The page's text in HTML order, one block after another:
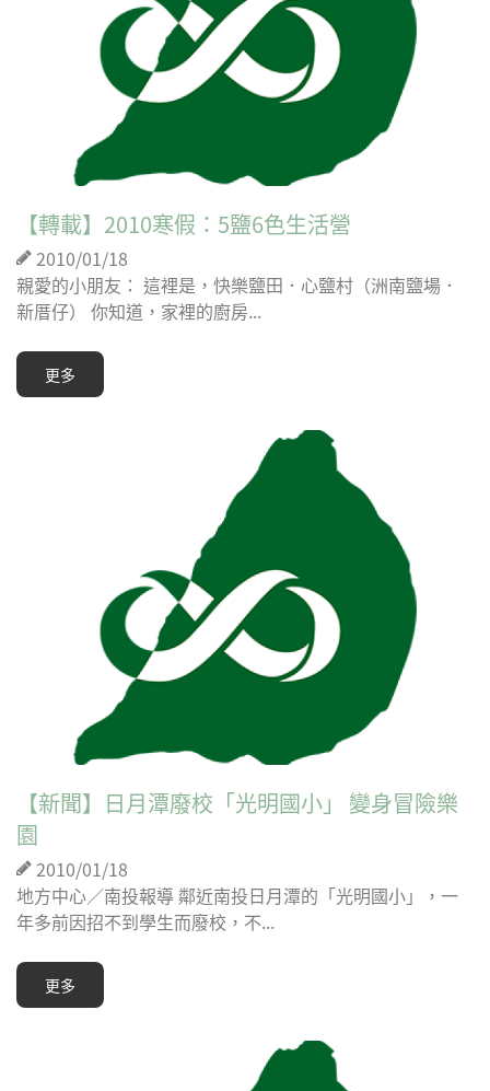
【轉載】2010寒假：5鹽6色生活營
2010/01/18
親愛的小朋友： 這裡是，快樂鹽田．心鹽村（洲南鹽場．
新厝仔） 你知道，家裡的廚房...
更多
【新聞】日月潭廢校「光明國小」 變身冒險樂
園
2010/01/18
地方中心／南投報導 鄰近南投日月潭的「光明國小」，一
年多前因招不到學生而廢校，不...
更多